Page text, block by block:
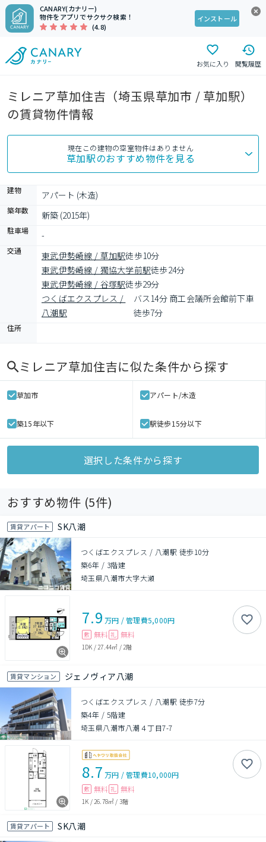
CANARY(カナリー)
物件をアプリでサクサク検索！
(4.8)
インストール
お気に入り 閲覧履歴
ミレニア草加住吉（埼玉県草加市 / 草加駅）
の賃貸物件情報
現在この建物の空室物件はありません
草加駅のおすすめ物件を見る
建物 アパート (木造)
築年数 新築 (2015年)
駐車場 -
交通 東武伊勢崎線 / 草加駅徒歩10分
東武伊勢崎線 / 獨協大学前駅徒歩24分
東武伊勢崎線 / 谷塚駅徒歩29分
つくばエクスプレス /
八潮駅
バス14分 商工会議所会館前下車
徒歩7分
住所
ミレニア草加住吉に似た条件から探す
草加市 アパート/木造
築15年以下 駅徒歩15分以下
選択した条件から探す
おすすめ物件 (5件)
賃貸アパート SK八潮
つくばエクスプレス / 八潮駅 徒歩10分
築6年 / 3階建
埼玉県八潮市大字大瀬
7.9 万円 /管理費5,000円
敷 無料 礼 無料
1DK / 27.44㎡ / 2階
賃貸マンション ジェノヴィア八潮
つくばエクスプレス / 八潮駅 徒歩7分
築4年 / 5階建
埼玉県八潮市八潮４丁目7-7
8.7 万円 /管理費10,000円
敷 無料 礼 無料
1K /26.78㎡ / 3階
賃貸アパート SK八潮